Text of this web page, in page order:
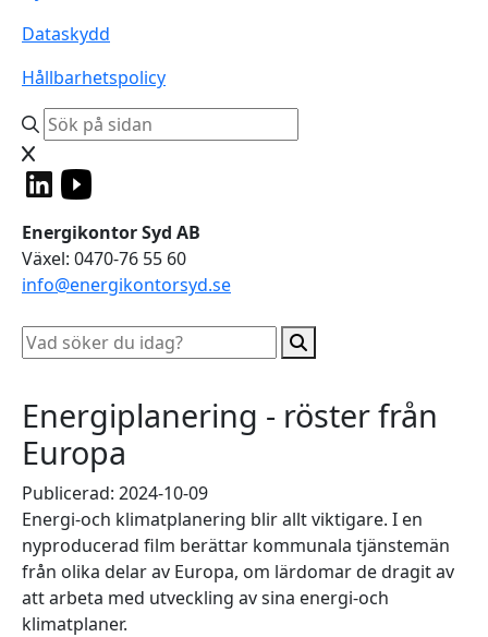
Dataskydd
Hållbarhetspolicy
Energikontor Syd AB
Växel: 0470-76 55 60
info@energikontorsyd.se
Energiplanering - röster från
Europa
Publicerad: 2024-10-09
Energi-och klimatplanering blir allt viktigare. I en
nyproducerad film berättar kommunala tjänstemän
från olika delar av Europa, om lärdomar de dragit av
att arbeta med utveckling av sina energi-och
klimatplaner.